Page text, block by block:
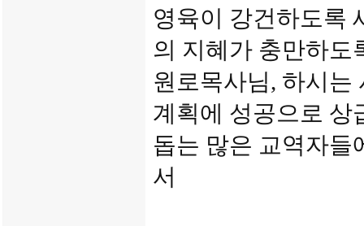
영육이 강건하도록
의 지혜가 충만하도
원로목사님, 하시는
계획에 성공으로 상
돕는 많은 교역자들
서